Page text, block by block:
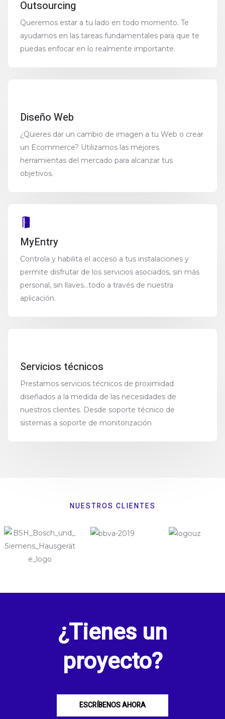
Outsourcing
Queremos estar a tu lado en todo momento. Te
ayudamos en las tareas fundamentales para que te
puedas enfocar en lo realmente importante.
Diseño Web
¿Quieres dar un cambio de imagen a tu Web o crear
un Ecommerce? Utilizamos las mejores
herramientas del mercado para alcanzar tus
objetivos.
MyEntry
Controla y habilita el acceso a tus instalaciones y
permite disfrutar de los servicios asociados, sin más
personal, sin llaves...todo a través de nuestra
aplicación.
Servicios técnicos
Prestamos servicios técnicos de proximidad
diseñados a la medida de las necesidades de
nuestros clientes. Desde soporte técnico de
sistemas a soporte de monitorización
NUESTROS CLIENTES
¿Tienes un
proyecto?
ESCRÍBENOS AHORA